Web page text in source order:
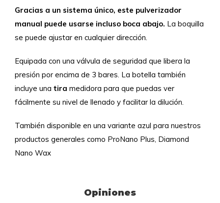
Gracias a un sistema único, este pulverizador
manual puede usarse incluso boca abajo. La boquilla
se puede ajustar en cualquier dirección.
Equipada con una válvula de seguridad que libera la
presión por encima de 3 bares. La botella también
incluye una tira medidora para que puedas ver
fácilmente su nivel de llenado y facilitar la dilución.
También disponible en una variante azul para nuestros
productos generales como ProNano Plus, Diamond
Nano Wax
Opiniones